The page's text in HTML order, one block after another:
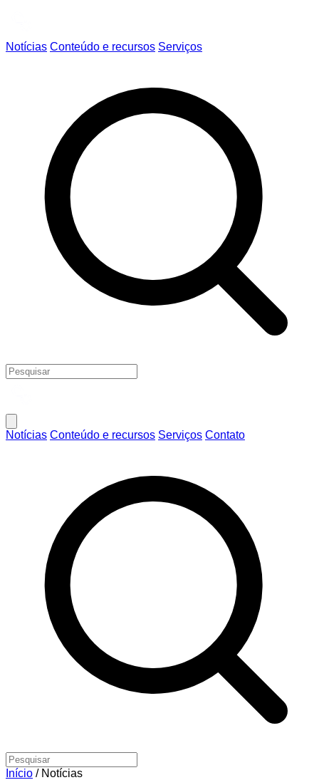
Notícias Conteúdo e recursos Serviços
Notícias Conteúdo e recursos Serviços Contato
Início / Notícias